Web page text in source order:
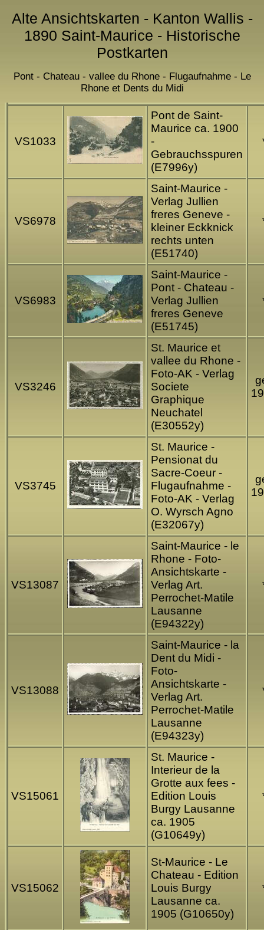
Alte Ansichtskarten - Kanton Wallis -
1890 Saint-Maurice - Historische
Postkarten
Pont - Chateau - vallee du Rhone - Flugaufnahme - Le
Rhone et Dents du Midi
VS1033
Pont de Saint-
Maurice ca. 1900
-
Gebrauchsspuren
(E7996y)
VS6978
Saint-Maurice -
Verlag Jullien
freres Geneve -
kleiner Eckknick
rechts unten
(E51740)
VS6983
Saint-Maurice -
Pont - Chateau -
Verlag Jullien
freres Geneve
(E51745)
VS3246
St. Maurice et
vallee du Rhone -
Foto-AK - Verlag
Societe
Graphique
Neuchatel
(E30552y)
VS3745
St. Maurice -
Pensionat du
Sacre-Coeur -
Flugaufnahme -
Foto-AK - Verlag
O. Wyrsch Agno
(E32067y)
VS13087
Saint-Maurice - le
Rhone - Foto-
Ansichtskarte -
Verlag Art.
Perrochet-Matile
Lausanne
(E94322y)
VS13088
Saint-Maurice - la
Dent du Midi -
Foto-
Ansichtskarte -
Verlag Art.
Perrochet-Matile
Lausanne
(E94323y)
VS15061
St. Maurice -
Interieur de la
Grotte aux fees -
Edition Louis
Burgy Lausanne
ca. 1905
(G10649y)
VS15062
St-Maurice - Le
Chateau - Edition
Louis Burgy
Lausanne ca.
1905 (G10650y)